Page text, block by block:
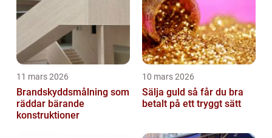
11 mars 2026
Brandskyddsmålning som
räddar bärande
konstruktioner
10 mars 2026
Sälja guld så får du bra
betalt på ett tryggt sätt